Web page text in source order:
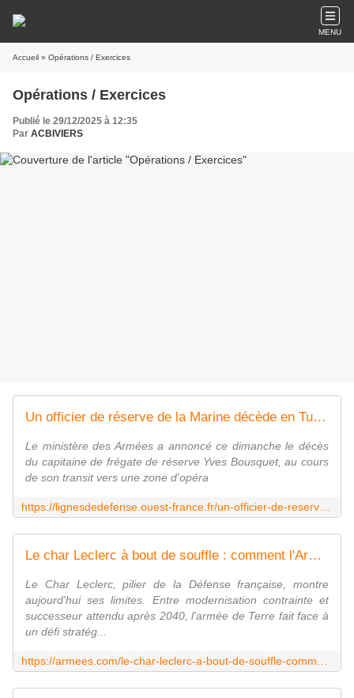
MENU
Accueil » Opérations / Exercices
Opérations / Exercices
Publié le 29/12/2025 à 12:35
Par ACBIVIERS
Un officier de réserve de la Marine décède en Turquie alors qu'il rejoignait l'opération Aspides
Le ministère des Armées a annoncé ce dimanche le décès
du capitaine de frégate de réserve Yves Bousquet, au cours
de son transit vers une zone d'opéra
Le char Leclerc à bout de souffle : comment l'Armée française gère l'attente du char du futur
Le Char Leclerc, pilier de la Défense française, montre
aujourd'hui ses limites. Entre modernisation contrainte et
successeur attendu après 2040, l'armée de Terre fait face à
un défi stratég...